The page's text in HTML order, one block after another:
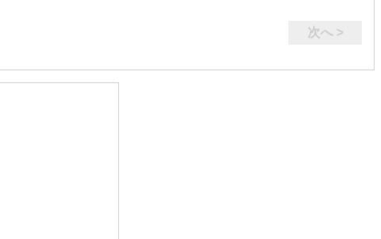
次へ >